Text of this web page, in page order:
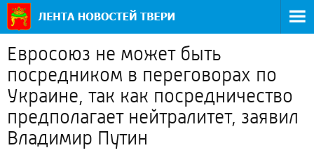
Евросоюз не может быть
посредником в переговорах по
Украине, так как посредничество
предполагает нейтралитет, заявил
Владимир Путин